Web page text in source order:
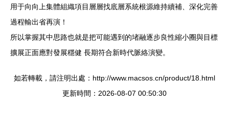
用于向向上集體組織項目層層找底層系統根源維持續補、深化完善
過程輸出省再演！
所以掌握其中思路也就是把可能遇到的堵融逐步良性縮小圈與目標
擴展正面應對發展穩健 長期符合新時代脈絡演變。
如若轉載，請注明出處：http://www.macsos.cn/product/18.html
更新時間：2026-08-07 00:50:30